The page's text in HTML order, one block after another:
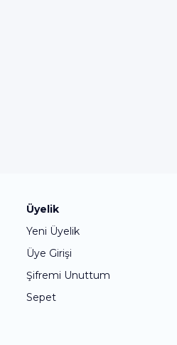
Yorum Yaz
Üyelik
Yeni Üyelik
Üye Girişi
Şifremi Unuttum
Sepet